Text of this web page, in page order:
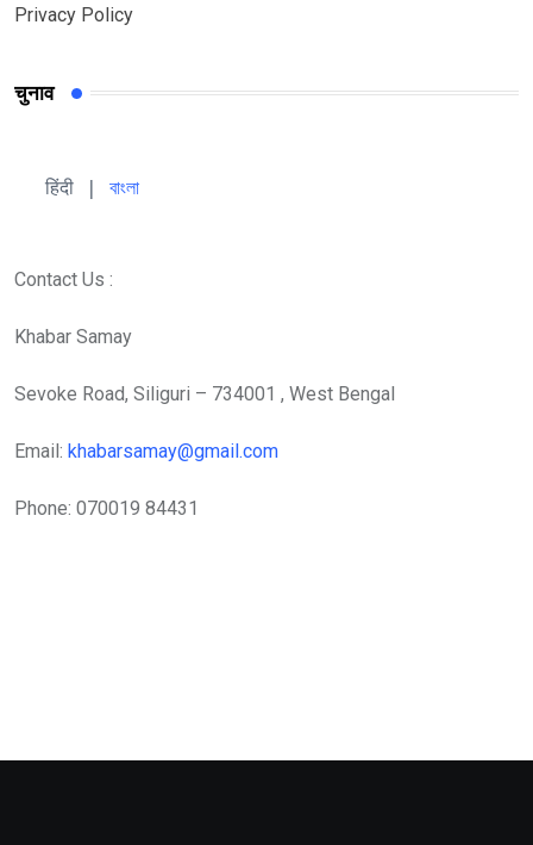
Privacy Policy
चुनाव
हिंदी বাংলা
Contact Us :
Khabar Samay
Sevoke Road, Siliguri – 734001 , West Bengal
Email: khabarsamay@gmail.com
Phone: 070019 84431